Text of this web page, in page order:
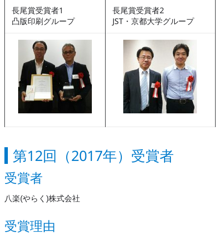
長尾賞受賞者1
凸版印刷グループ
長尾賞受賞者2
JST・京都大学グループ
第12回（2017年）受賞者
受賞者
八楽(やらく)株式会社
受賞理由